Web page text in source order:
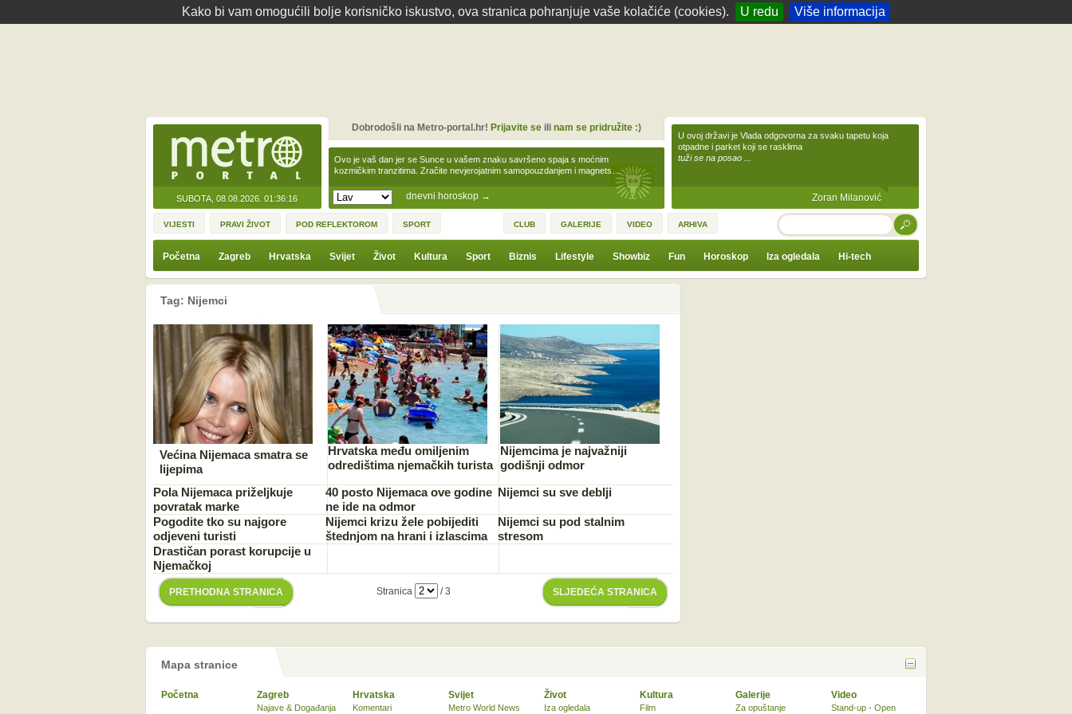
Kako bi vam omogućili bolje korisničko iskustvo, ova stranica pohranjuje vaše kolačiće (cookies). U redu Više informacija
SUBOTA, 08.08.2026. 01:36:16 dnevni horoskop →
Ovo je vaš dan jer se Sunce u vašem znaku savršeno spaja s moćnim
kozmičkim tranzitima. Zračite nevjerojatnim samopouzdanjem i magnets…
Dobrodošli na Metro-portal.hr! Prijavite seili nam se pridružite :)
U ovoj državi je Vlada odgovorna za svaku tapetu koja
otpadne i parket koji se rasklima
tuži se na posao ...
Zoran Milanović
VIJESTI PRAVI ŽIVOT POD REFLEKTOROM SPORT CLUB GALERIJE VIDEO ARHIVA TRAŽI
Početna Zagreb Hrvatska Svijet Život Kultura Sport Biznis Lifestyle Showbiz Fun Horoskop Iza ogledala Hi-tech
Tag: Nijemci
Većina Nijemaca smatra se
lijepima
Hrvatska među omiljenim
odredištima njemačkih turista
Nijemcima je najvažniji
godišnji odmor
Pola Nijemaca priželjkuje
povratak marke
40 posto Nijemaca ove godine
ne ide na odmor
Nijemci su sve deblji
Pogodite tko su najgore
odjeveni turisti
Nijemci krizu žele pobijediti
štednjom na hrani i izlascima
Nijemci su pod stalnim
stresom
Drastičan porast korupcije u
Njemačkoj
PRETHODNA STRANICA SLJEDEĆA STRANICA
Stranica / 3
Mapa stranice
Početna Zagreb
Najave & Događanja
Hrvatska
Komentari
Svijet
Metro World News
Život
Iza ogledala
Kultura
Film
Galerije
Za opuštanje
Video
Stand-up - Open